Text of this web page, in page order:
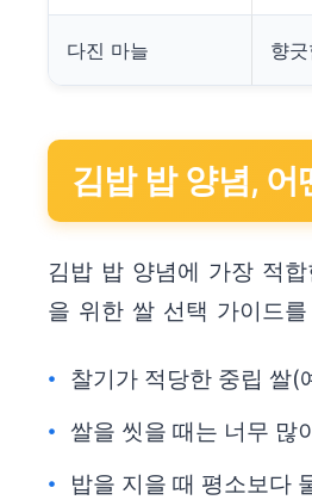
다진 마늘 향
김밥 밥 양념,
김밥 밥 양념에 가장 적
을 위한 쌀 선택 가이드
찰기가 적당한 중립 쌀(
쌀을 씻을 때는 너무 많
밥을 지을 때 평소보다